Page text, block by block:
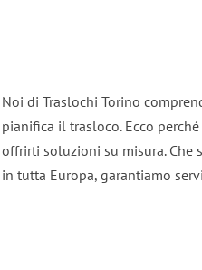
Noi di Traslochi Torino
pianifica il trasloco. Ecco
offrirti soluzioni su misura. Che
in tutta Europa, garantiamo